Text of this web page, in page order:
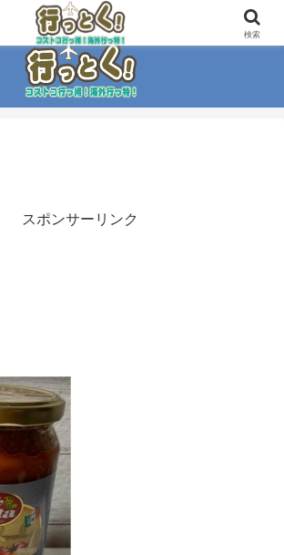
トコ大好き家族がイチ押商品紹介！！
スポンサーリンク
検索